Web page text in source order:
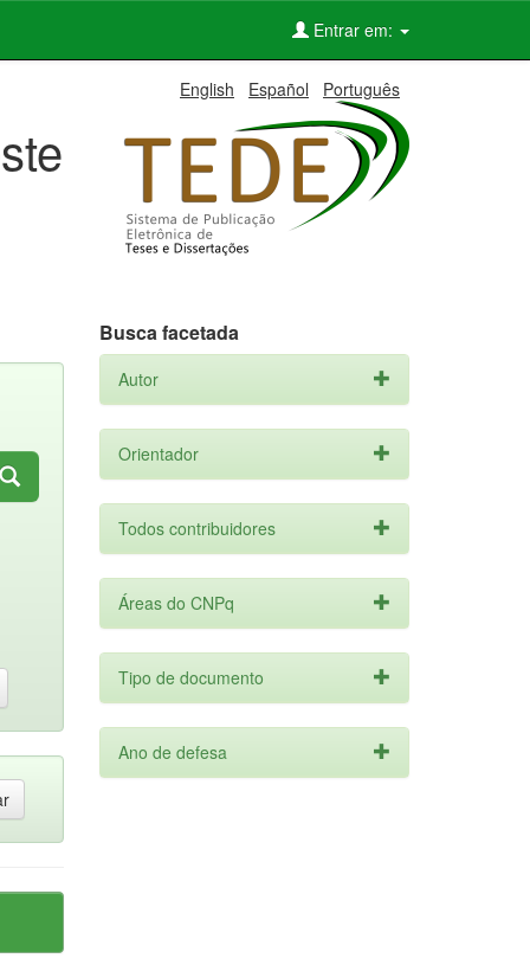
Entrar em:
English Español Português
Busca facetada
Autor
Orientador
Todos contribuidores
Áreas do CNPq
Tipo de documento
Ano de defesa